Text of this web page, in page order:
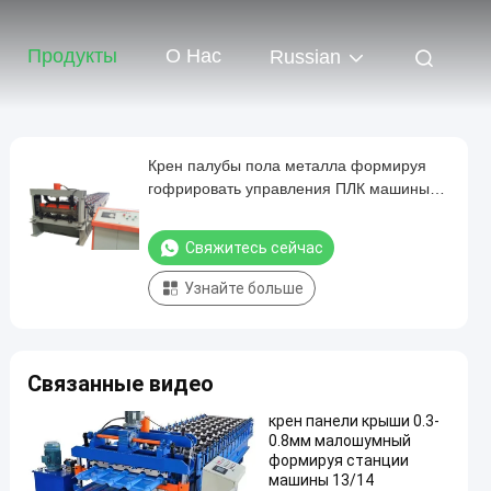
Продукты О Нас Russian
Крен палубы пола металла формируя
гофрировать управления ПЛК машины
Свяжитесь сейчас
Узнайте больше
Связанные видео
крен панели крыши 0.3-
0.8мм малошумный
формируя станции
машины 13/14